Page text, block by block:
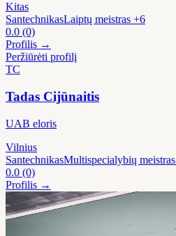
Kitas
SantechnikasLaiptų meistras +6
0.0 (0)
Profilis →
Peržiūrėti profilį
TC
Tadas Cijūnaitis
UAB eloris
Vilnius
SantechnikasMultispecialybių meistras
0.0 (0)
Profilis →